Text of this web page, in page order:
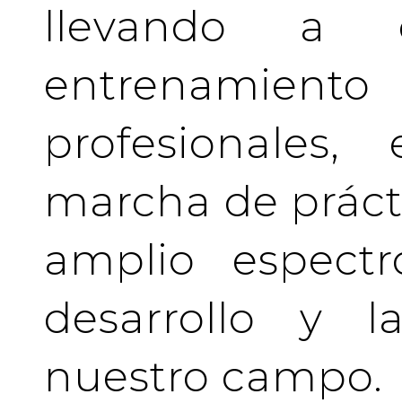
llevando a
marcha de
amplio
desarrollo y
nuestro campo.